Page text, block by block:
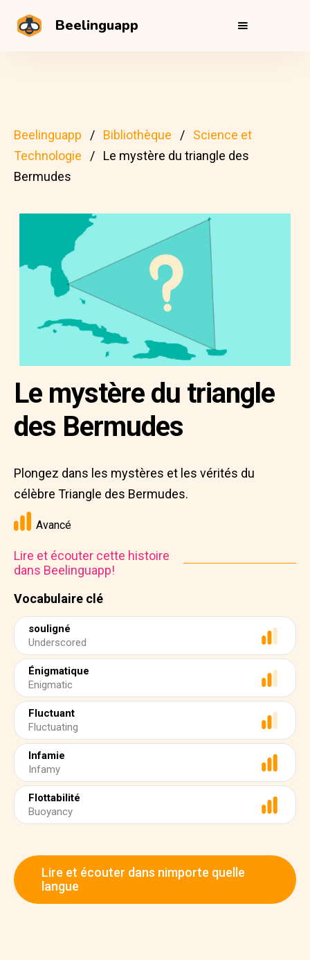
Beelinguapp
Beelinguapp Bibliothèque
Science et
Technologie
Le mystère du triangle des
Bermudes
Vocabulaire clé
souligné
Underscored
Énigmatique
Enigmatic
Fluctuant
Fluctuating
Infamie
Infamy
Flottabilité
Buoyancy
Le mystère du triangle
des Bermudes
Plongez dans les mystères et les vérités du
célèbre Triangle des Bermudes.
Avancé
Lire et écouter cette histoire
dans Beelinguapp!
Lire et écouter dans nimporte quelle
langue